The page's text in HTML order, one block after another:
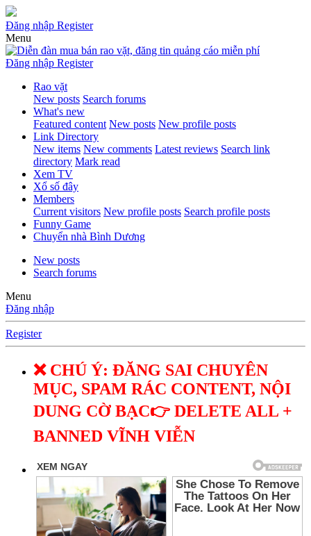
Đăng nhập Register
Menu
Đăng nhập Register
Rao vặt
New posts Search forums
What's new
Featured content New posts New profile posts
Link Directory
New items New comments Latest reviews Search link
directory Mark read
Xem TV
Xổ số đây
Members
Current visitors New profile posts Search profile posts
Funny Game
Chuyển nhà Bình Dương
New posts
Search forums
Menu
Đăng nhập
Register
❌ CHÚ Ý: ĐĂNG SAI CHUYÊN
MỤC, SPAM RÁC CONTENT, NỘI
DUNG CỜ BẠC👉 DELETE ALL +
BANNED VĨNH VIỄN